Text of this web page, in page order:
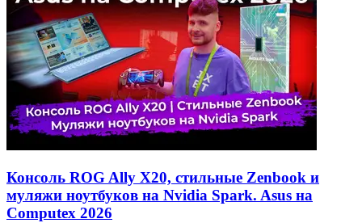
Консоль ROG Ally X20, стильные Zenbook и
муляжи ноутбуков на Nvidia Spark. Asus на
Computex 2026